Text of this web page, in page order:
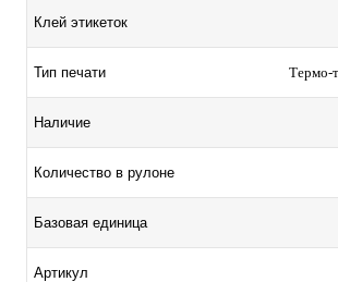
Клей этикеток
Тип печати Термо-
Наличие
Количество в рулоне
Базовая единица
Артикул